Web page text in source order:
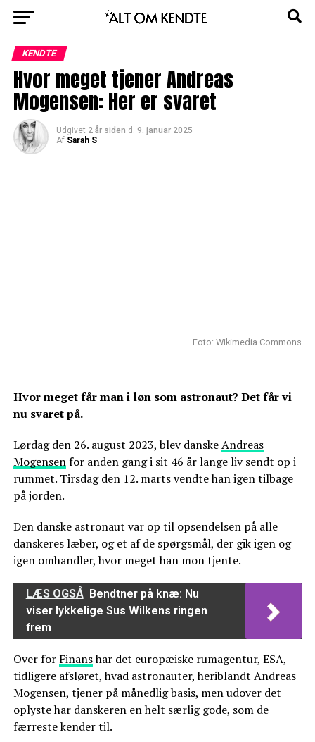
KENDTE
Hvor meget tjener Andreas
Mogensen: Her er svaret
Udgivet 2 år siden d. 9. januar 2025
Af Sarah S
Foto: Wikimedia Commons
Hvor meget får man i løn som astronaut? Det får vi
nu svaret på.
Lørdag den 26. august 2023, blev danskeAndreas
Mogensenfor anden gang i sit 46 år lange liv sendt op i
rummet. Tirsdag den 12. marts vendte han igen tilbage
på jorden.
Den danske astronaut var op til opsendelsen på alle
danskeres læber, og et af de spørgsmål, der gik igen og
igen omhandler, hvor meget han mon tjente.
LÆS OGSÅ Bendtner på knæ: Nu
viser lykkelige Sus Wilkens ringen
frem
Over for Finanshar det europæiske rumagentur, ESA,
tidligere afsløret, hvad astronauter, heriblandt Andreas
Mogensen, tjener på månedlig basis, men udover det
oplyste har danskeren en helt særlig gode, som de
færreste kender til.